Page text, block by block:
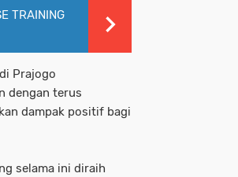
TRAINING
Prajogo
dengan terus
dampak positif bagi
selama ini diraih